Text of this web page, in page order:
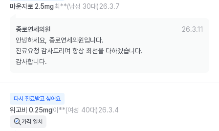
마운자로 2.5mg최**(남성 30대)26.3.7
종로연세의원
26.3.11
안녕하세요, 종로연세의원입니다.
진료요청 감사드리며 항상 최선을 다하겠습니다.
감사합니다.
다시 진료받고 싶어요
위고비 0.25mg이**(여성 40대)26.3.4
가격 일치